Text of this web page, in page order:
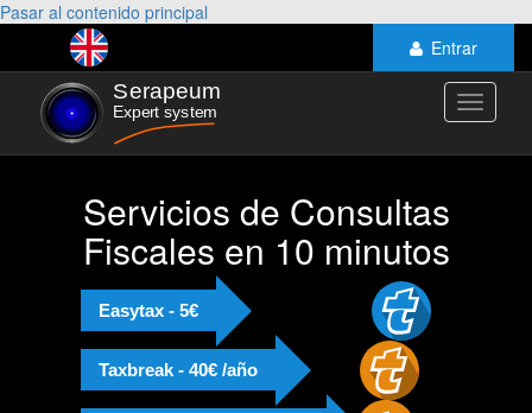
Pasar al contenido principal
Entrar
Toggle
Servicios de Consultas
Fiscales en 10 minutos
Easytax - 5€
Taxbreak - 40€ /año